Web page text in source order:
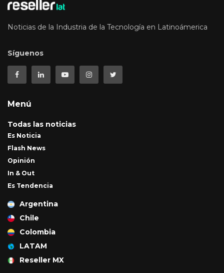
Noticias de la Industria de la Tecnología en Latinoámerica
Síguenos
Menú
Todas las noticias
Es Noticia
Flash News
Opinión
In & Out
Es Tendencia
Argentina
Chile
Colombia
LATAM
Reseller MX